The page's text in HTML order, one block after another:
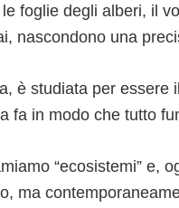
foglie degli alberi, il
nascondono una
è studiata per essere
fa in modo che tutto
“ecosistemi” e,
ma